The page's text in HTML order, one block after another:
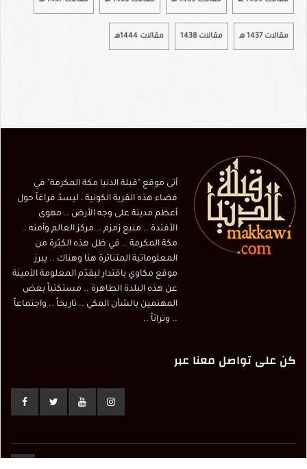
مقالات 1437 هـ مقالات 1438 مقالات 1444هـ
أتى موقع "قبلة الدنيا مكة المكرمة" في
فضاء هذه القرية الكونية ، ليسدّ فراغاً حول
أعظم مدينة على وجه الأرض .. مهوى
الأفئدة .. منبع زمزم .. مركز العالم وأمنه ..
مكة المكرمة .. في ظل هذه الكثرة من
المعلوماتية المتناثرة هنا وهناك .. يبرز
موقع مكاوي باقتدار ليقدّم المعلومة الأمينة
عن هذه البلدة الطاهرة .. مستكتباً بعض
المهتمين بالشأن المكي .. تاريخاً .. واجتماعاً
.. وتراثاً ..
كن على تواصل معنا عبر